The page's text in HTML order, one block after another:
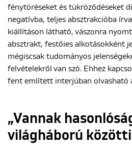
fénytöréseket és tükröződéseket
negatívba, teljes absztrakcióba
kiállításon látható, vászonra
absztrakt, festőies alkotásokként
mégiscsak tudományos
felvételekről van szó. Ehhez
fent említett interjúban olvasható
„Vannak
világháború